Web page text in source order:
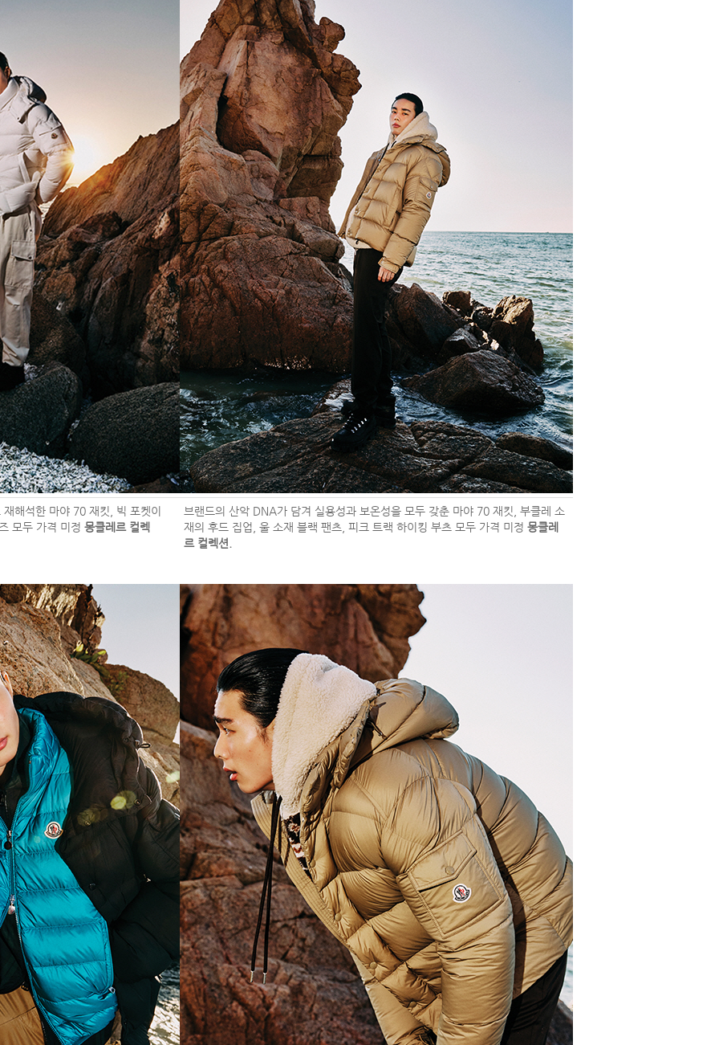
해석한 마야 70 재킷, 빅 포켓이
모두 가격 미정 몽클레르 컬렉
브랜드의 산악 DNA가 담겨 실용성과 보온성을 모두 갖춘 마야 70 재킷, 부클레 소
재의 후드 집업, 울 소재 블랙 팬츠, 피크 트랙 하이킹 부츠 모두 가격 미정 몽클레
르 컬렉션.